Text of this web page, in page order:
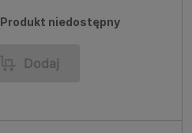
Produkt niedostępny
Dodaj